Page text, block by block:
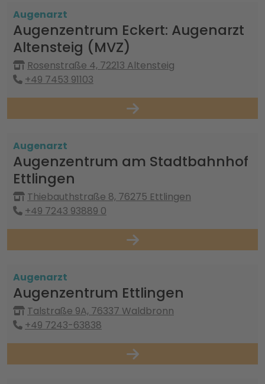
Augenarzt
Augenzentrum Eckert: Augenarzt
Altensteig (MVZ)
Rosenstraße 4, 72213 Altensteig
+49 7453 91103
Augenarzt
Augenzentrum am Stadtbahnhof
Ettlingen
Thiebauthstraße 8, 76275 Ettlingen
+49 7243 93889 0
Augenarzt
Augenzentrum Ettlingen
Talstraße 9A, 76337 Waldbronn
+49 7243-63838